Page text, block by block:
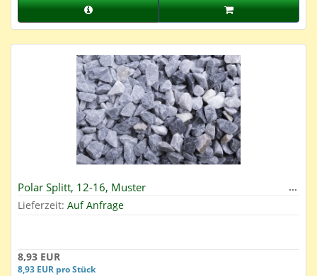
Polar Splitt, 12-16, Muster
Lieferzeit: Auf Anfrage
8,93 EUR
8,93 EUR pro Stück